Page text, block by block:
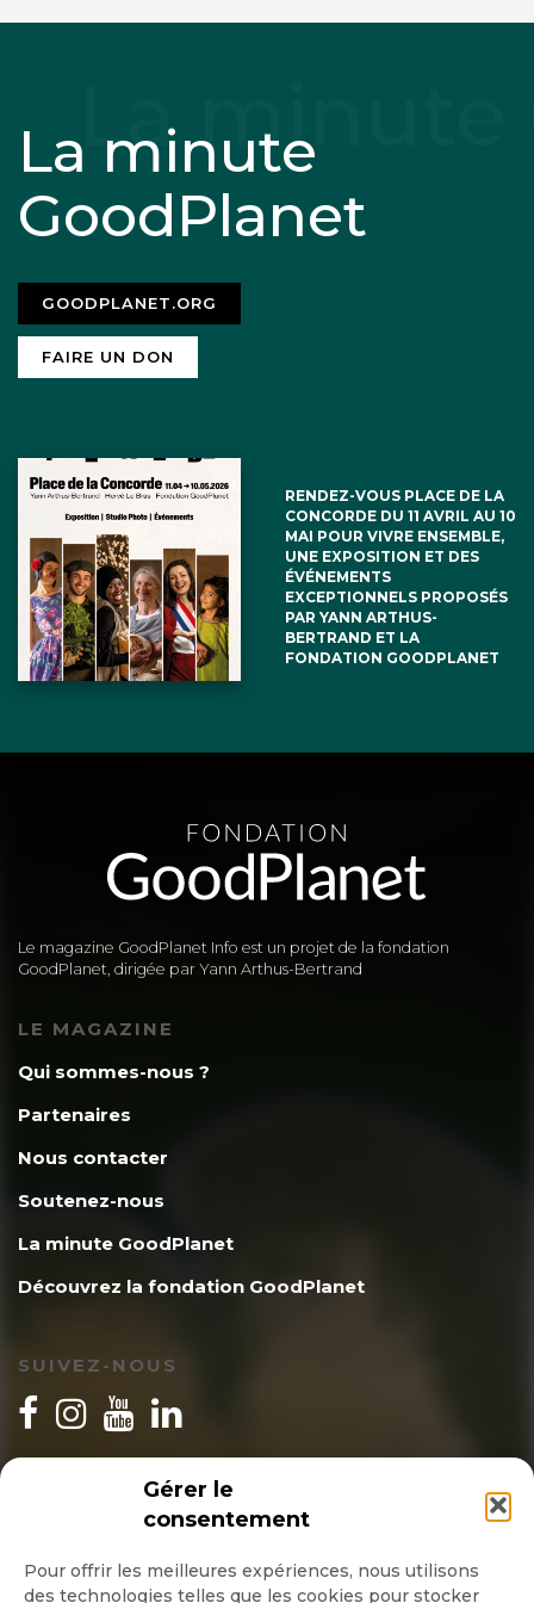
Gérer le
consentement
Pour offrir les meilleures expériences, nous utilisons
des technologies telles que les cookies pour stocker
La minute
GoodPlanet
GOODPLANET.ORG
FAIRE UN DON
RENDEZ-VOUS PLACE DE LA
CONCORDE DU 11 AVRIL AU 10
MAI POUR VIVRE ENSEMBLE,
UNE EXPOSITION ET DES
ÉVÉNEMENTS
EXCEPTIONNELS PROPOSÉS
PAR YANN ARTHUS-
BERTRAND ET LA
FONDATION GOODPLANET
Le magazine GoodPlanet Info est un projet de la fondation
GoodPlanet, dirigée par Yann Arthus-Bertrand
LE MAGAZINE
Qui sommes-nous ?
Partenaires
Nous contacter
Soutenez-nous
La minute GoodPlanet
Découvrez la fondation GoodPlanet
SUIVEZ-NOUS
INSCRIPTION NEWSLETTER